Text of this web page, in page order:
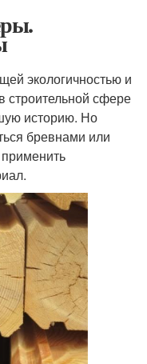
экологичностью и
строительной сфере
историю. Но
бревнами или